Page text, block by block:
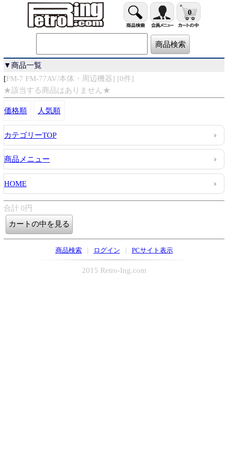
0
▼商品一覧
[FM-7 FM-77AV/本体・周辺機器] [0件]
★該当する商品はありません★
価格順 人気順
カテゴリーTOP
商品メニュー
HOME
合計 0円
商品検索 | ログイン | PCサイト表示
2015 Retro-Ing.com